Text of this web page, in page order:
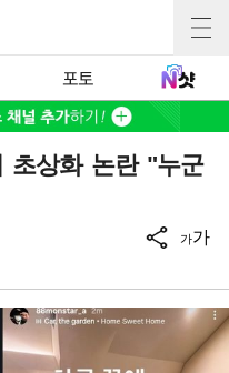
포토
초상화 논란 "누군
가가